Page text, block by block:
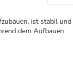
ist stabil und
dem Aufbauen